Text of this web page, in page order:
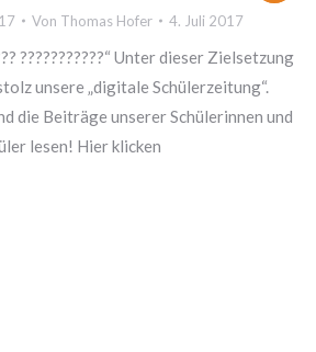
Von Thomas Hofer 4. Juli 2017
???????????“ Unter dieser Zielsetzung
unsere „digitale Schülerzeitung“.
die Beiträge unserer Schülerinnen und
lesen! Hier klicken